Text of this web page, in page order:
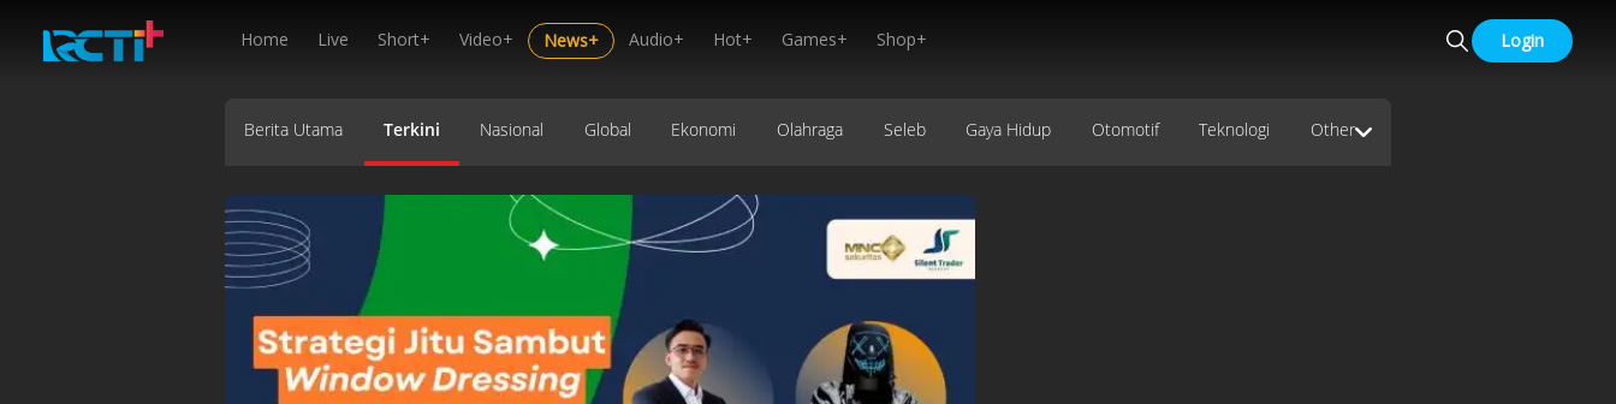
Home Live Short+ Video+ News+ Audio+ Hot+ Games+ Shop+ Login
Berita Utama Terkini Nasional Global Ekonomi Olahraga Seleb Gaya Hidup Otomotif Teknologi Other